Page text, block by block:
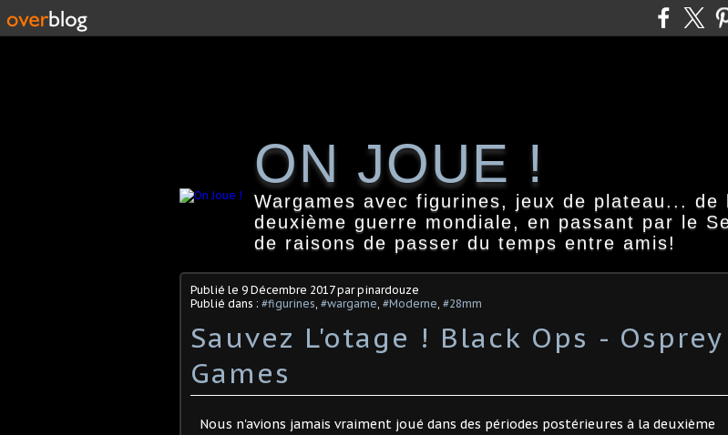
ON JOUE !
Wargames avec figurines, jeux de plateau...
deuxième guerre mondiale, en passant par le
de raisons de passer du temps entre amis!
Publié le 9 Décembre 2017par pinardouze
Publié dans : #figurines, #wargame, #Moderne, #28mm
Sauvez L'otage ! Black Ops - Osprey
Games
Nous n'avions jamais vraiment joué dans des périodes postérieures à la deuxième